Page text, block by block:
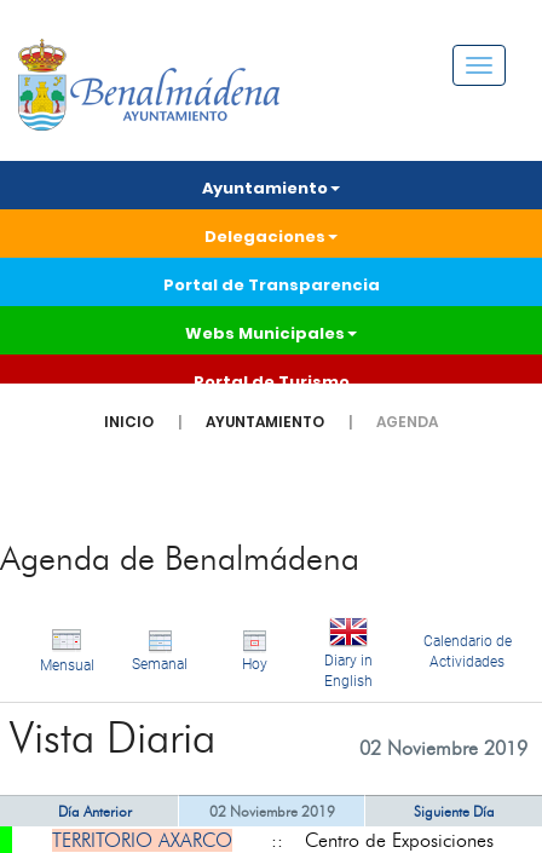
Menú
Ayuntamiento
Delegaciones
Portal de Transparencia
Webs Municipales
Portal de Turismo
INICIO AYUNTAMIENTO AGENDA
Agenda de Benalmádena
Mensual Semanal Hoy
Diary in
English
Calendario de
Actividades
Vista Diaria 02 Noviembre 2019
Día Anterior 02 Noviembre 2019 Siguiente Día
TERRITORIO AXARCO
:: Centro de Exposiciones